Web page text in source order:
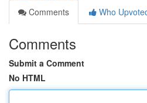
Comments
Who
Comments
Submit a Comment
No HTML